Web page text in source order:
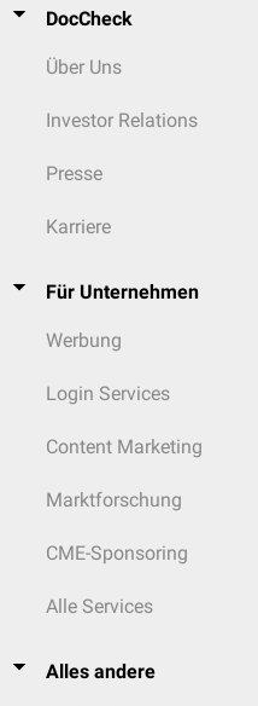
DocCheck
Über Uns
Investor Relations
Presse
Karriere
Für Unternehmen
Werbung
Login Services
Content Marketing
Marktforschung
CME-Sponsoring
Alle Services
Alles andere